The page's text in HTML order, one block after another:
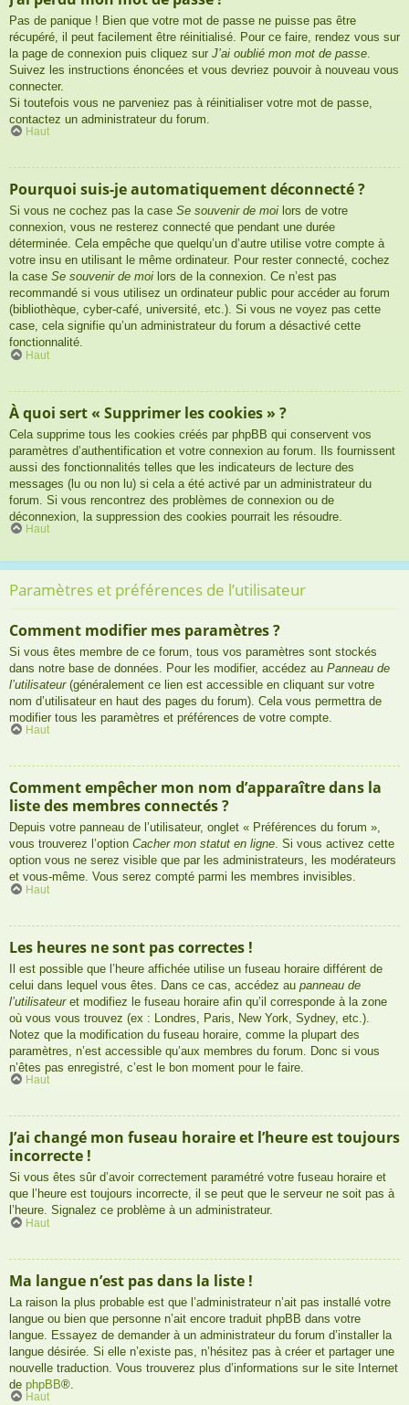
Pas de panique ! Bien que votre mot de passe ne puisse pas être
récupéré, il peut facilement être réinitialisé. Pour ce faire, rendez vous sur
la page de connexion puis cliquez sur J’ai oublié mon mot de passe
Suivez les instructions énoncées et vous devriez pouvoir à nouveau vous
connecter.
Si toutefois vous ne parveniez pas à réinitialiser votre mot de passe,
contactez un administrateur du forum.
Haut
Pourquoi suis-je automatiquement déconnecté ?
Si vous ne cochez pas la case Se souvenir de moi lors de votre
connexion, vous ne resterez connecté que pendant une durée
déterminée. Cela empêche que quelqu’un d’autre utilise votre compte à
votre insu en utilisant le même ordinateur. Pour rester connecté, cochez
la case Se souvenir de moi lors de la connexion. Ce n’est pas
recommandé si vous utilisez un ordinateur public pour accéder au forum
(bibliothèque, cyber-café, université, etc.). Si vous ne voyez pas cette
case, cela signifie qu’un administrateur du forum a désactivé cette
fonctionnalité.
Haut
À quoi sert « Supprimer les cookies » ?
Cela supprime tous les cookies créés par phpBB qui conservent vos
paramètres d’authentification et votre connexion au forum. Ils fournissent
aussi des fonctionnalités telles que les indicateurs de lecture des
messages (lu ou non lu) si cela a été activé par un administrateur du
forum. Si vous rencontrez des problèmes de connexion ou de
déconnexion, la suppression des cookies pourrait les résoudre.
Haut
Paramètres et préférences de l’utilisateur
Comment modifier mes paramètres ?
Si vous êtes membre de ce forum, tous vos paramètres sont stockés
dans notre base de données. Pour les modifier, accédez au Panneau de
l’utilisateur(généralement ce lien est accessible en cliquant sur votre
nom d’utilisateur en haut des pages du forum). Cela vous permettra de
modifier tous les paramètres et préférences de votre compte.
Haut
Comment empêcher mon nom d’apparaître dans la
liste des membres connectés ?
Depuis votre panneau de l’utilisateur, onglet « Préférences du forum »,
vous trouverez l’option Cacher mon statut en ligne. Si vous activez cette
option vous ne serez visible que par les administrateurs, les modérateurs
et vous-même. Vous serez compté parmi les membres invisibles.
Haut
Les heures ne sont pas correctes !
Il est possible que l’heure affichée utilise un fuseau horaire différent de
celui dans lequel vous êtes. Dans ce cas, accédez au panneau de
l’utilisateuret modifiez le fuseau horaire afin qu’il corresponde à la zone
où vous vous trouvez (ex : Londres, Paris, New York, Sydney, etc.).
Notez que la modification du fuseau horaire, comme la plupart des
paramètres, n’est accessible qu’aux membres du forum. Donc si vous
n’êtes pas enregistré, c’est le bon moment pour le faire.
Haut
J’ai changé mon fuseau horaire et l’heure est toujours
incorrecte !
Si vous êtes sûr d’avoir correctement paramétré votre fuseau horaire et
que l’heure est toujours incorrecte, il se peut que le serveur ne soit pas à
l’heure. Signalez ce problème à un administrateur.
Haut
Ma langue n’est pas dans la liste !
La raison la plus probable est que l’administrateur n’ait pas installé votre
langue ou bien que personne n’ait encore traduit phpBB dans votre
langue. Essayez de demander à un administrateur du forum d’installer la
langue désirée. Si elle n’existe pas, n’hésitez pas à créer et partager une
nouvelle traduction. Vous trouverez plus d’informations sur le site Internet
de phpBB®.
Haut